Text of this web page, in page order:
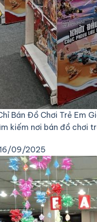
Bán Đồ Chơi Trẻ Em
kiếm nơi bán đồ chơi
16/09/2025